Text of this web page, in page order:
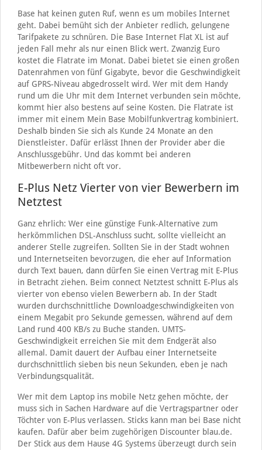
Base hat keinen guten Ruf, wenn es um mobiles Internet
geht. Dabei bemüht sich der Anbieter redlich, gelungene
Tarifpakete zu schnüren. Die Base Internet Flat XL ist auf
jeden Fall mehr als nur einen Blick wert. Zwanzig Euro
kostet die Flatrate im Monat. Dabei bietet sie einen großen
Datenrahmen von fünf Gigabyte, bevor die Geschwindigkeit
auf GPRS-Niveau abgedrosselt wird. Wer mit dem Handy
rund um die Uhr mit dem Internet verbunden sein möchte,
kommt hier also bestens auf seine Kosten. Die Flatrate ist
immer mit einem Mein Base Mobilfunkvertrag kombiniert.
Deshalb binden Sie sich als Kunde 24 Monate an den
Dienstleister. Dafür erlässt Ihnen der Provider aber die
Anschlussgebühr. Und das kommt bei anderen
Mitbewerbern nicht oft vor.
E-Plus Netz Vierter von vier Bewerbern im
Netztest
Ganz ehrlich: Wer eine günstige Funk-Alternative zum
herkömmlichen DSL-Anschluss sucht, sollte vielleicht an
anderer Stelle zugreifen. Sollten Sie in der Stadt wohnen
und Internetseiten bevorzugen, die eher auf Information
durch Text bauen, dann dürfen Sie einen Vertrag mit E-Plus
in Betracht ziehen. Beim connect Netztest schnitt E-Plus als
vierter von ebenso vielen Bewerbern ab. In der Stadt
wurden durchschnittliche Downloadgeschwindigkeiten von
einem Megabit pro Sekunde gemessen, während auf dem
Land rund 400 KB/s zu Buche standen. UMTS-
Geschwindigkeit erreichen Sie mit dem Endgerät also
allemal. Damit dauert der Aufbau einer Internetseite
durchschnittlich sieben bis neun Sekunden, eben je nach
Verbindungsqualität.
Wer mit dem Laptop ins mobile Netz gehen möchte, der
muss sich in Sachen Hardware auf die Vertragspartner oder
Töchter von E-Plus verlassen. Sticks kann man bei Base nicht
kaufen. Dafür aber beim zugehörigen Discounter blau.de.
Der Stick aus dem Hause 4G Systems überzeugt durch sein